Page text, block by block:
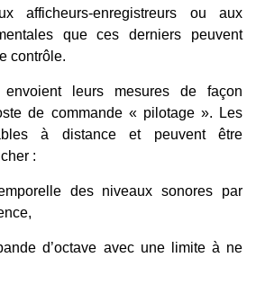
afficheurs-enregistreurs ou aux
que ces derniers peuvent
contrôle.
leurs mesures de façon
de commande « pilotage ». Les
à distance et peuvent être
:
des niveaux sonores par
d’octave avec une limite à ne